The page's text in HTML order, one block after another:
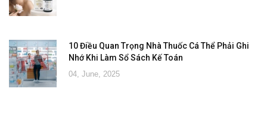
10 Điều Quan Trọng Nhà Thuốc Cá Thể Phải Ghi
Nhớ Khi Làm Sổ Sách Kế Toán
04, June, 2025